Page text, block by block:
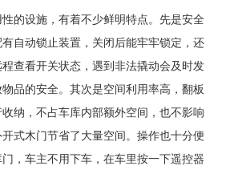
的设施，有着不少鲜明特点。先是安全
自动锁止装置，关闭后能牢牢锁定，还
查看开关状态，遇到非法撬动会及时发
品的安全。其次是空间利用率高，翻板
纳，不占车库内部额外空间，也不影响
式木门节省了大量空间。操作也十分便
，车主不用下车，在车里按一下遥控器